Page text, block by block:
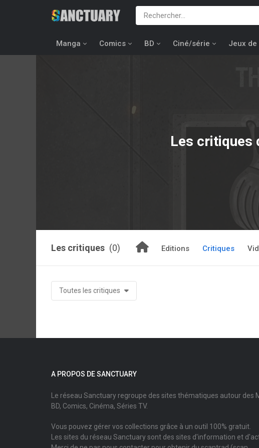
Manga Comics BD Ciné/série Jeux
Les critiques
Les critiques (0) Editions Critiques
Toutes les critiques
A PROPOS DE SANCTUARY
Le réseau Sanctuary regroupe des sites thématiques autour des
BD, Comics, Cinéma, Séries TV.
Vous pouvez gérer vos collections grâce à un outil 100% gratuit.
Les sites du réseau Sanctuary sont des sites d'information et